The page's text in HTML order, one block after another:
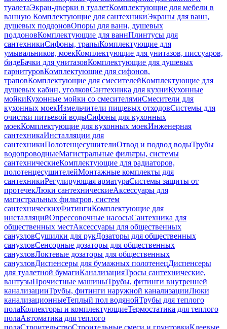
туалетаЭкран-дверки в туалетКомплектующие для мебели в
ванную Комплектующие для сантехникиЭкраны для ванн,
душевых поддоновОпоры для ванн, душевых
поддоновКомплектующие для ваннПлинтусы для
сантехникиСифоны, трапыКомплектующие для
умывальников, моекКомплектующие для унитазов, писсуаров,
бидеБачки для унитазовКомплектующие для душевых
гарнитуровКомплектующие для сифонов,
траповКомплектующие для смесителейКомплектующие для
душевых кабин, уголковСантехника для кухниКухонные
мойкиКухонные мойки со смесителямиСмесители для
кухонных моекИзмельчители пищевых отходовСистемы для
очистки питьевой водыСифоны для кухонных
моекКомплектующие для кухонных моекИнженерная
сантехникаИнсталляции для
сантехникиПолотенцесушителиОтвод и подвод водыТрубы
водопроводныеМагистральные фильтры, системы
сантехническиеКомплектующие для радиаторов,
полотенцесушителейМонтажные комплекты для
сантехникиРегулирующая арматураСистемы защиты от
протечекЛюки сантехническиеАксессуары для
магистральных фильтров, систем
сантехническихФитингиКомплектующие для
инсталляцийОпрессовочные насосыСантехника для
общественных местАксессуары для общественных
санузловСушилки для рукДозаторы для общественных
санузловСенсорные дозаторы для общественных
санузловЛоктевые дозаторы для общественных
санузловДиспенсеры для бумажных полотенецДиспенсеры
для туалетной бумагиКанализацияТросы сантехнические,
вантузыПрочистные машиныТрубы, фитинги внутренней
канализацииТрубы, фитинги наружной канализацииЛюки
канализационныеТеплый пол водянойТрубы для теплого
полаКоллекторы и комплектующиеТермостатика для теплого
полаАвтоматика для теплого
полаСтроительствоСтроительные смеси и грунтовкиКлеевые